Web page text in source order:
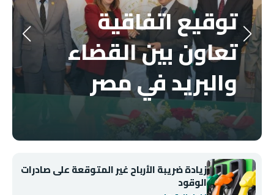
توقيع اتفاقية
تعاون بين القضاء
والبريد في مصر
زيادة ضريبة الأرباح غير المتوقعة على صادرات
الوقود